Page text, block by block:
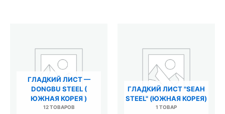
ГЛАДКИЙ ЛИСТ —
DONGBU STEEL (
ЮЖНАЯ КОРЕЯ )
12 ТОВАРОВ
ГЛАДКИЙ ЛИСТ "SEAH
STEEL" (ЮЖНАЯ КОРЕЯ)
1 ТОВАР